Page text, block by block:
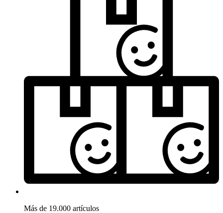
Más de 19.000 artículos